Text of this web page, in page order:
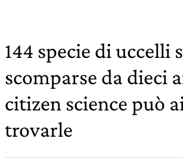
144 specie di uccelli
scomparse da dieci
citizen science può
trovarle